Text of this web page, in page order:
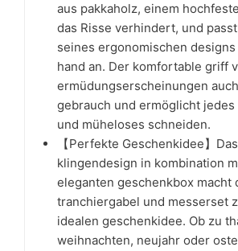
aus pakkaholz, einem
das Risse verhindert, und
seines ergonomischen
hand an. Der komfortable griff
ermüdungserscheinungen
gebrauch und ermöglicht jedes
und müheloses schneiden.
【Perfekte Geschenkidee】
klingendesign in kombination
eleganten geschenkbox macht
tranchiergabel und messerset
idealen geschenkidee. Ob zu
weihnachten, neujahr oder